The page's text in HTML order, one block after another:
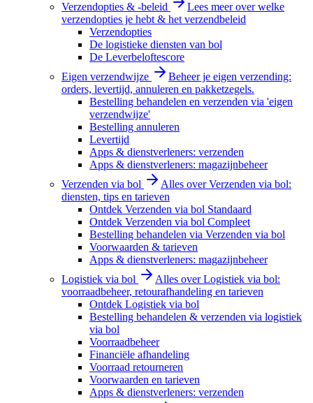
Verzendopties & -beleid
Lees meer over welke
verzendopties je hebt & het verzendbeleid
Verzendopties
De logistieke diensten van bol
De Leverbeloftescore
Eigen verzendwijze
Beheer je eigen verzending:
orders, levertijd, annuleren en pakketzegels.
Bestelling behandelen en verzenden via 'eigen
verzendwijze'
Bestelling annuleren
Levertijd
Apps & dienstverleners: verzenden
Apps & dienstverleners: magazijnbeheer
Verzenden via bol
Alles over Verzenden via bol:
diensten, tips en tarieven
Ontdek Verzenden via bol Standaard
Ontdek Verzenden via bol Compleet
Bestelling behandelen via Verzenden via bol
Voorwaarden & tarieven
Apps & dienstverleners: magazijnbeheer
Logistiek via bol
Alles over Logistiek via bol:
voorraadbeheer, retourafhandeling en tarieven
Ontdek Logistiek via bol
Bestelling behandelen & verzenden via logistiek
via bol
Voorraadbeheer
Financiële afhandeling
Voorraad retourneren
Voorwaarden en tarieven
Apps & dienstverleners: verzenden